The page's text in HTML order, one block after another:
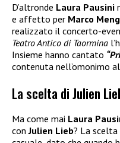
D’altronde Laura Pausini
e affetto per Marco
realizzato il concerto-
Teatro Antico di Taormina
Insieme hanno cantato
contenuta nell’omonimo
La scelta di Julien
Ma come mai Laura
conJulien Lieb? La